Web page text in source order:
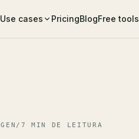
Use cases PricingBlogFree tools
/ 7 MIN DE LEITURA